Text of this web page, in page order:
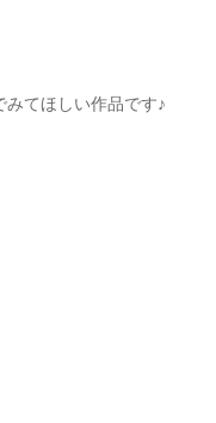
てほしい作品です♪